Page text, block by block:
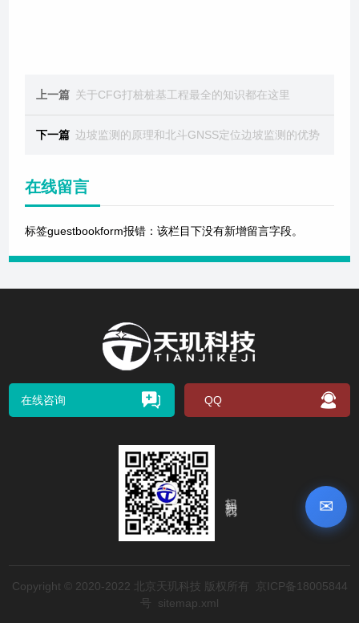
✉
上一篇 关于CFG打桩桩基工程最全的知识都在这里
下一篇 边坡监测的原理和北斗GNSS定位边坡监测的优势
在线留言
标签guestbookform报错：该栏目下没有新增留言字段。
在线咨询 QQ
Copyright © 2020-2022 北京天玑科技 版权所有
京ICP备18005844
号
sitemap.xml